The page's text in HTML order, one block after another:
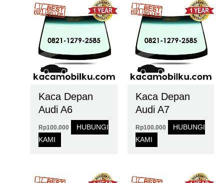
Kaca Depan
Audi A6
Rp100.000
HUBUNGI
KAMI
Kaca Depan
Audi A7
Rp100.000
HUBUNGI
KAMI